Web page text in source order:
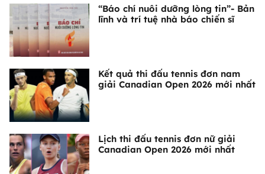
“Báo chí nuôi dưỡng lòng tin”- Bản
lĩnh và trí tuệ nhà báo chiến sĩ
Kết quả thi đấu tennis đơn nam
giải Canadian Open 2026 mới nhất
Lịch thi đấu tennis đơn nữ giải
Canadian Open 2026 mới nhất